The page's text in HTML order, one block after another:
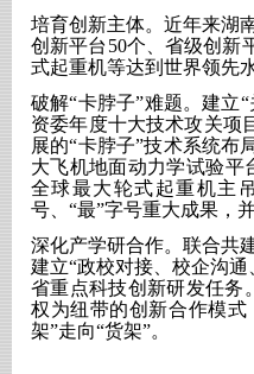
培育创新主体。近年来湖
创新平台50个、省级创新
式起重机等达到世界领先水
破解“卡脖子”难题。建立
资委年度十大技术攻关项
展的“卡脖子”技术系统布
大飞机地面动力学试验平
全球最大轮式起重机主
号、“最”字号重大成果，
深化产学研合作。联合共
建立“政校对接、校企沟
省重点科技创新研发任务
权为纽带的创新合作模
架”走向“货架”。